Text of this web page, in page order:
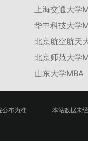
上海交通大学
华中科技大学
北京航空航天
北京师范大学
山东大学MBA
公布为准 本站数据未